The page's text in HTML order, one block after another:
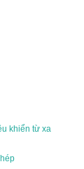
khiển từ xa